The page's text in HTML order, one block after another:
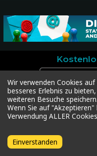
Dized
Kontakt
Presse
Support
Kontakt
Dized
Wir verwenden Cookies
besseres Erlebnis zu
weiteren Besuche speichern.
Wenn Sie auf
Verwendung ALLER
Einverstanden